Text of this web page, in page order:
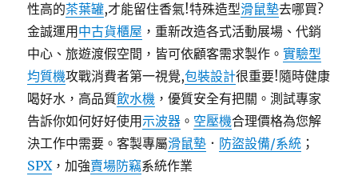
性高的茶葉罐,才能留住香氣!特殊造型滑鼠墊去哪買?
金誠運用 中古貨櫃屋 ，重新改造各式活動展場、代銷
中心、旅遊渡假空間，皆可依顧客需求製作。實驗型
均質機攻戰消費者第一視覺,包裝設計很重要!隨時健康
喝好水，高品質飲水機 ，優質安全有把關。測試專家
告訴你如何好好使用示波器 。 空壓機合理價格為您解
決工作中需要。客製專屬滑鼠墊 ． 防盜設備/系統 ；
SPX，加強賣場防竊系統作業